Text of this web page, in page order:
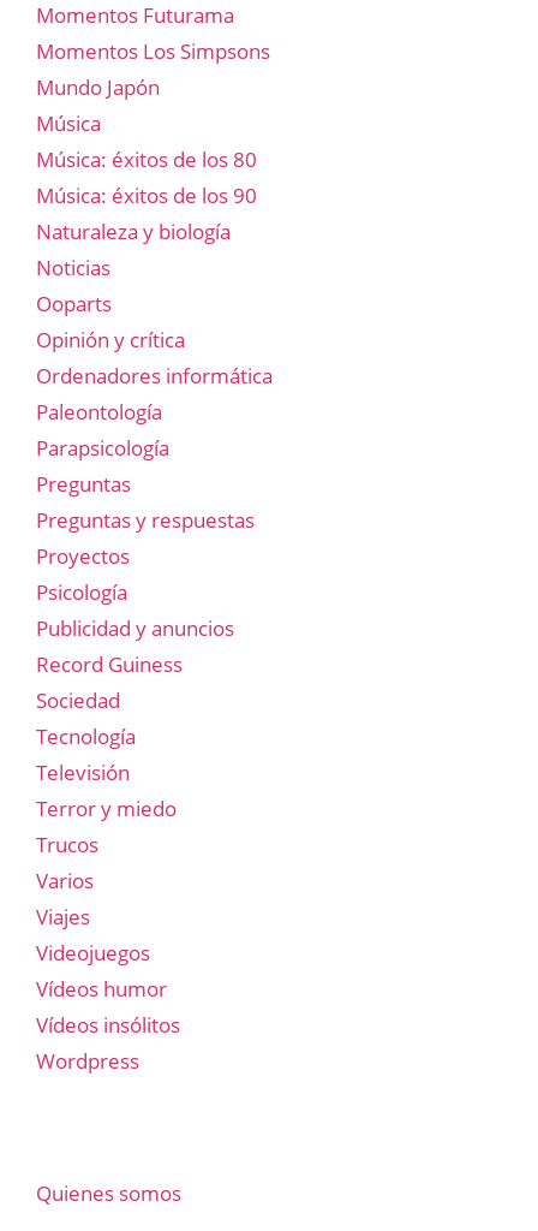
Momentos Futurama
Momentos Los Simpsons
Mundo Japón
Música
Música: éxitos de los 80
Música: éxitos de los 90
Naturaleza y biología
Noticias
Ooparts
Opinión y crítica
Ordenadores informática
Paleontología
Parapsicología
Preguntas
Preguntas y respuestas
Proyectos
Psicología
Publicidad y anuncios
Record Guiness
Sociedad
Tecnología
Televisión
Terror y miedo
Trucos
Varios
Viajes
Videojuegos
Vídeos humor
Vídeos insólitos
Wordpress
Quienes somos